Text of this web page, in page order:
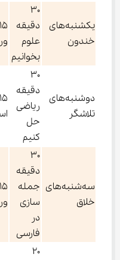
یکشنبه‌های
خندون
30
دقیقه
علوم
بخوانیم
دوشنبه‌های
تلاشگر
30
دقیقه
ریاضی
حل
کنیم
سه‌شنبه‌های
خلاق
30
دقیقه
جمله
سازی
در
فارسی
20